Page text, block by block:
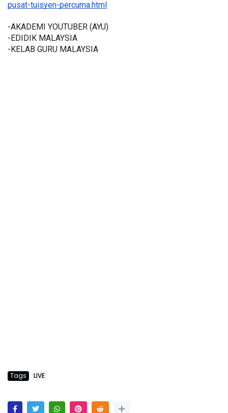
pusat-tuisyen-percuma.html
-AKADEMI YOUTUBER (AYU)
-EDIDIK MALAYSIA
-KELAB GURU MALAYSIA
Tags LIVE